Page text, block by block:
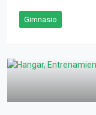
Gimnasio